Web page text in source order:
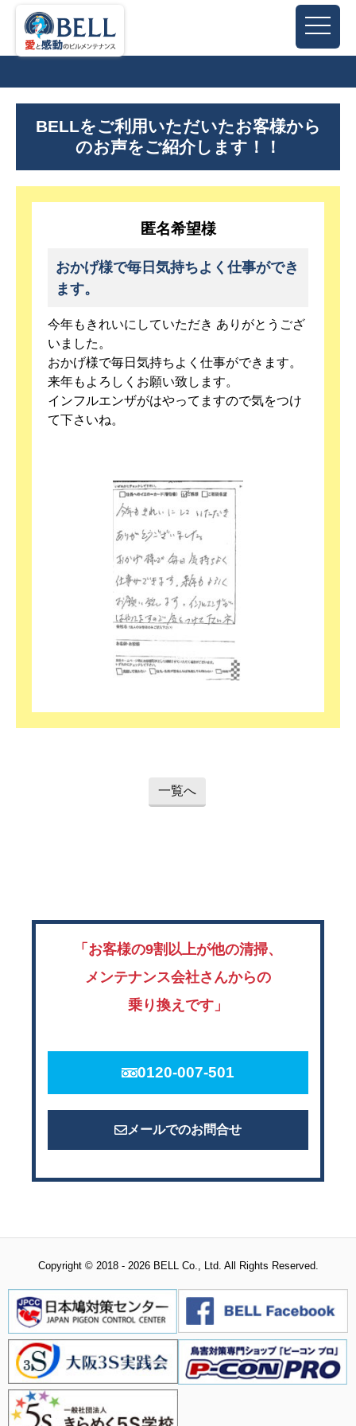
BELLをご利用いただいたお客様から
のお声をご紹介します！！
匿名希望様
おかげ様で毎日気持ちよく仕事ができ
ます。
今年もきれいにしていただき ありがとうござ
いました。
おかげ様で毎日気持ちよく仕事ができます。
来年もよろしくお願い致します。
インフルエンザがはやってますので気をつけ
て下さいね。
一覧へ
「お客様の9割以上が他の清掃、
メンテナンス会社さんからの
乗り換えです」
0120-007-501
メールでのお問合せ
Copyright © 2018 - 2026 BELL Co., Ltd. All Rights Reserved.